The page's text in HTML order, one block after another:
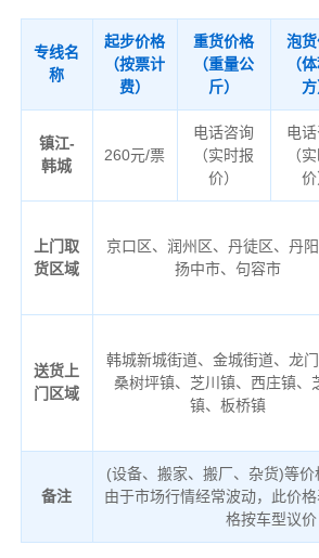
专线名
称
起步价格
（按票计
费）
重货价格
（重量公
斤）
泡
（
方
镇江-
韩城
260元/票
电话咨询
（实时报
价）
电
（
价
上门取
货区域
京口区、润州区、丹徒区、丹阳
扬中市、句容市
送货上
门区域
韩城新城街道、金城街道、龙门
桑树坪镇、芝川镇、西庄镇、
镇、板桥镇
备注
(设备、搬家、搬厂、杂货)等价
由于市场行情经常波动，此价
格按车型议价